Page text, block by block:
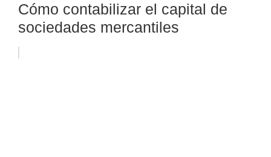
Cómo contabilizar el capital de
sociedades mercantiles